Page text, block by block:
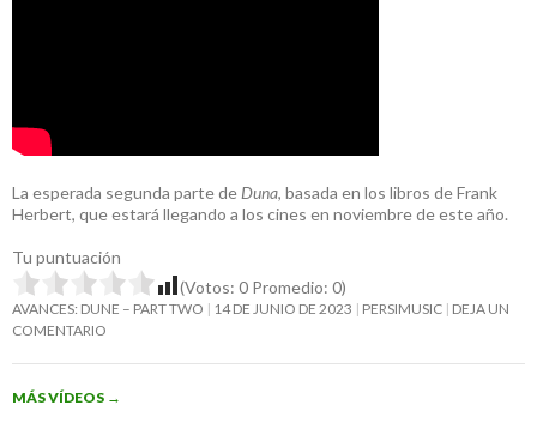
La esperada segunda parte de Duna, basada en los libros de Frank
Herbert, que estará llegando a los cines en noviembre de este año.
Tu puntuación
(Votos: 0 Promedio: 0)
AVANCES: DUNE – PART TWO 14 DE JUNIO DE 2023 PERSIMUSIC DEJA UN
COMENTARIO
MÁS VÍDEOS →